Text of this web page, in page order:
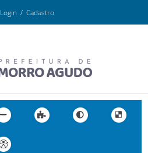
Login / Cadastro